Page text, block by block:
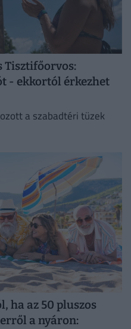
Tisztifőorvos:
- ekkortól érkezhet
a szabadtéri tüzek
ha az 50 pluszos
a nyáron: